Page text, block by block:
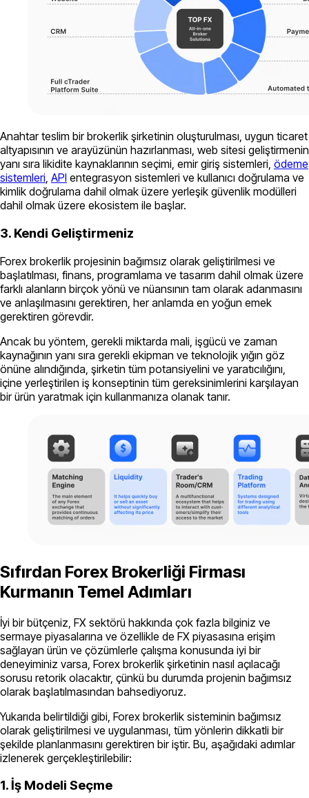
Anahtar teslim bir brokerlik şirketinin oluşturulması, uygun ticaret
altyapısının ve arayüzünün hazırlanması, web sitesi geliştirmenin
yanı sıra likidite kaynaklarının seçimi, emir giriş sistemleri, ödeme
sistemleri, API entegrasyon sistemleri ve kullanıcı doğrulama ve
kimlik doğrulama dahil olmak üzere yerleşik güvenlik modülleri
dahil olmak üzere ekosistem ile başlar.
3. Kendi Geliştirmeniz
Forex brokerlik projesinin bağımsız olarak geliştirilmesi ve
başlatılması, finans, programlama ve tasarım dahil olmak üzere
farklı alanların birçok yönü ve nüansının tam olarak adanmasını
ve anlaşılmasını gerektiren, her anlamda en yoğun emek
gerektiren görevdir.
Ancak bu yöntem, gerekli miktarda mali, işgücü ve zaman
kaynağının yanı sıra gerekli ekipman ve teknolojik yığın göz
önüne alındığında, şirketin tüm potansiyelini ve yaratıcılığını,
içine yerleştirilen iş konseptinin tüm gereksinimlerini karşılayan
bir ürün yaratmak için kullanmanıza olanak tanır.
Sıfırdan Forex Brokerliği Firması
Kurmanın Temel Adımları
İyi bir bütçeniz, FX sektörü hakkında çok fazla bilginiz ve
sermaye piyasalarına ve özellikle de FX piyasasına erişim
sağlayan ürün ve çözümlerle çalışma konusunda iyi bir
deneyiminiz varsa, Forex brokerlik şirketinin nasıl açılacağı
sorusu retorik olacaktır, çünkü bu durumda projenin bağımsız
olarak başlatılmasından bahsediyoruz.
Yukarıda belirtildiği gibi, Forex brokerlik sisteminin bağımsız
olarak geliştirilmesi ve uygulanması, tüm yönlerin dikkatli bir
şekilde planlanmasını gerektiren bir iştir. Bu, aşağıdaki adımlar
izlenerek gerçekleştirilebilir:
1. İş Modeli Seçme